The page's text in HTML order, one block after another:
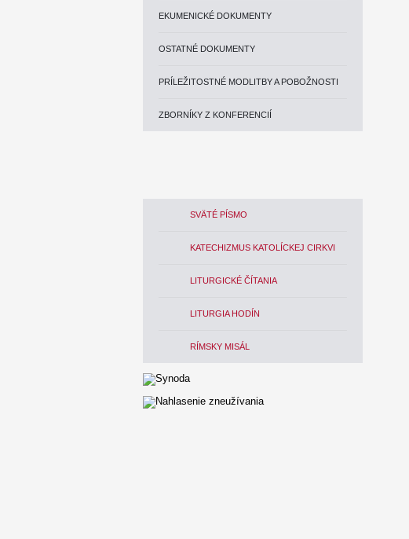
EKUMENICKÉ DOKUMENTY
OSTATNÉ DOKUMENTY
PRÍLEŽITOSTNÉ MODLITBY A POBOŽNOSTI
ZBORNÍKY Z KONFERENCIÍ
SVÄTÉ PÍSMO
KATECHIZMUS KATOLÍCKEJ CIRKVI
LITURGICKÉ ČÍTANIA
LITURGIA HODÍN
RÍMSKY MISÁL